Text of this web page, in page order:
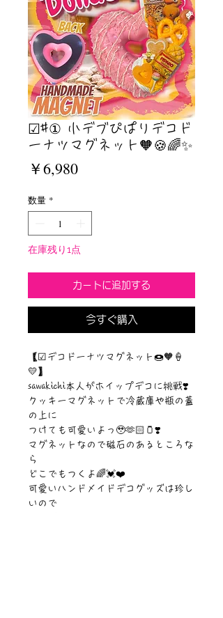
☑︎#① 小デブぴぱりデコド
ーナツマグネット🧡🍪🌈✨
￥6,980価
数量 *
在庫残り1点
カートに追加する
今すぐ購入
【☑︎デコドーナツマグネット🍩🧡🍦
💛】
sawakichi本人がホイップデコに挑戦❣️
クッキーマグネットで冷蔵庫や瓶の蓋
の上に
つけても可愛いよっ🥹🫶🏻🫙❣️
マグネットなので磁石のあるところな
ら
どこでもつくよ🌈💓❤️
可愛いハンドメイドデコグッズは珍し
いので